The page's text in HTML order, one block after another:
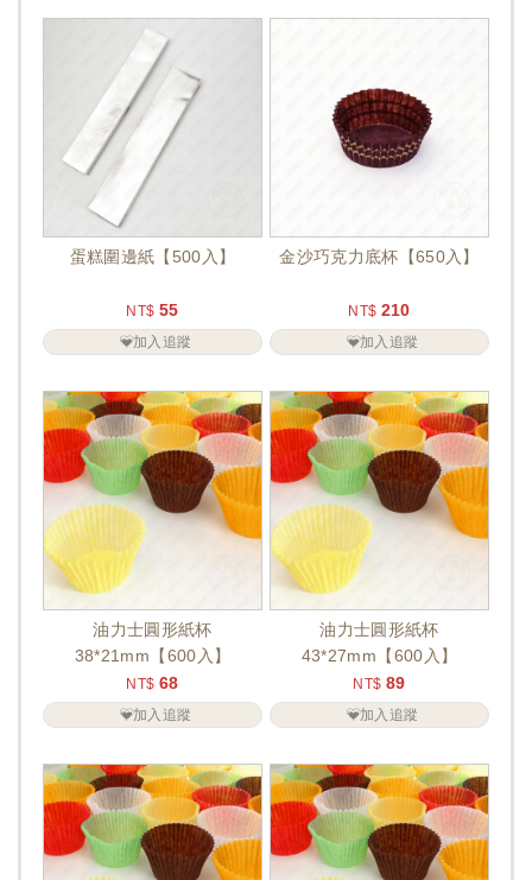
蛋糕圍邊紙【500入】
NT$ 55
加入追蹤
金沙巧克力底杯【650入】
NT$ 210
加入追蹤
油力士圓形紙杯
38*21mm【600入】
NT$ 68
加入追蹤
油力士圓形紙杯
43*27mm【600入】
NT$ 89
加入追蹤